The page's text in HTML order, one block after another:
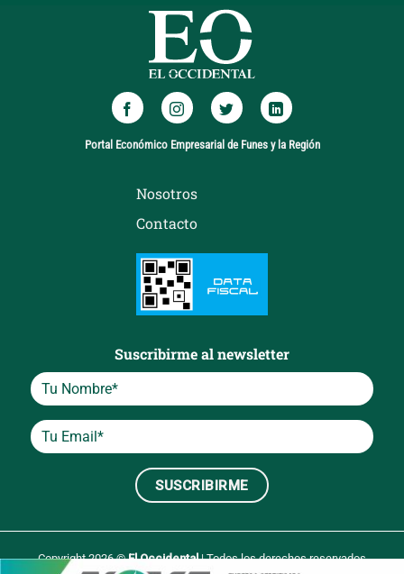
Portal Económico Empresarial de Funes y la Región
Nosotros
Contacto
Suscribirme al newsletter
Copyright 2026 ©El Occidental| Todos los derechos reservados